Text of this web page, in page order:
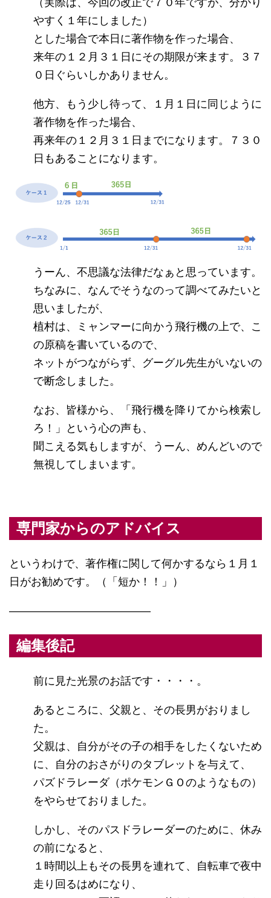
やすく１年にしました）
とした場合で本日に著作物を作った場合、
来年の１２月３１日にその期限が来ます。３７
０日ぐらいしかありません。
他方、もう少し待って、１月１日に同じように
著作物を作った場合、
再来年の１２月３１日までになります。７３０
日もあることになります。
うーん、不思議な法律だなぁと思っています。
ちなみに、なんでそうなのって調べてみたいと
思いましたが、
植村は、ミャンマーに向かう飛行機の上で、こ
の原稿を書いているので、
ネットがつながらず、グーグル先生がいないの
で断念しました。
なお、皆様から、「飛行機を降りてから検索し
ろ！」という心の声も、
聞こえる気もしますが、うーん、めんどいので
無視してしまいます。
専門家からのアドバイス
というわけで、著作権に関して何かするなら１月１
日がお勧めです。（「短か！！」）
―――――――――――――
編集後記
前に見た光景のお話です・・・・。
あるところに、父親と、その長男がおりまし
た。
父親は、自分がその子の相手をしたくないため
に、自分のおさがりのタブレットを与えて、
パズドラレーダ（ポケモンＧＯのようなもの）
をやらせておりました。
しかし、そのパスドラレーダーのために、休み
の前になると、
１時間以上もその長男を連れて、自転車で夜中
走り回るはめになり、